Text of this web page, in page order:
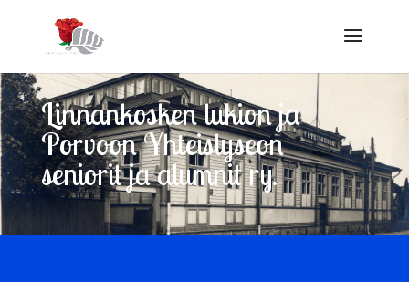
Linnankosken lukion ja
Porvoon Yhteislyseon
seniorit ja alumnit ry.